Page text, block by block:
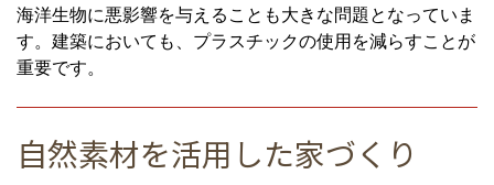
海洋生物に悪影響を与えることも大きな問題となっていま
す。建築においても、プラスチックの使用を減らすことが
重要です。
自然素材を活用した家づくり